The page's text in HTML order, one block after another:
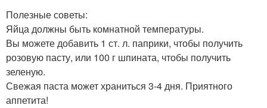
Полезные советы:
Яйца должны быть комнатной температуры.
Вы можете добавить 1 ст. л. паприки, чтобы получить
розовую пасту, или 100 г шпината, чтобы получить
зеленую.
Свежая паста может храниться 3-4 дня. Приятного
аппетита!